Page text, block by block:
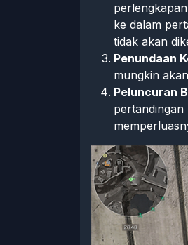
ke dalam
tidak akan
Penundaan
mungkin
Peluncuran
pertandingan